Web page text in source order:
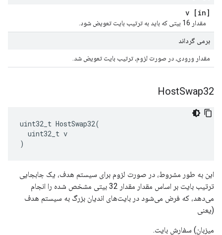
[in] v
مقدار 16 بیتی که باید به ترتیب بایت تعویض شود.
برمی گرداند
مقدار ورودی، در صورت لزوم، ترتیب بایت تعویض شد.
HostSwap32
uint32_t HostSwap32(
  uint32_t v
)
این به طور مشروط، در صورت لزوم برای سیستم هدف، یک جابجایی
ترتیب بایت بر اساس مقدار مقدار 32 بیتی مشخص شده را انجام
می‌دهد، که فرض می‌شود در بایت‌های اندیان بزرگ به سیستم هدف
(یعنی
میزبان) سفارش بایت.